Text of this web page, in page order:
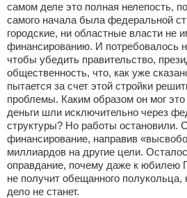
самом деле это полная нелепость,
самого начала была федеральной
городские, ни областные власти не
финансированию. И потребовалось
чтобы убедить правительство,
общественность, что, как уже
пытается за счет этой стройки
проблемы. Каким образом он мог
деньги шли исключительно через
структуры? Но работы остановили.
финансирование, направив
миллиардов на другие цели.
оправдание, почему даже к юбилею
не получит обещанного полукольца,
дело не станет.